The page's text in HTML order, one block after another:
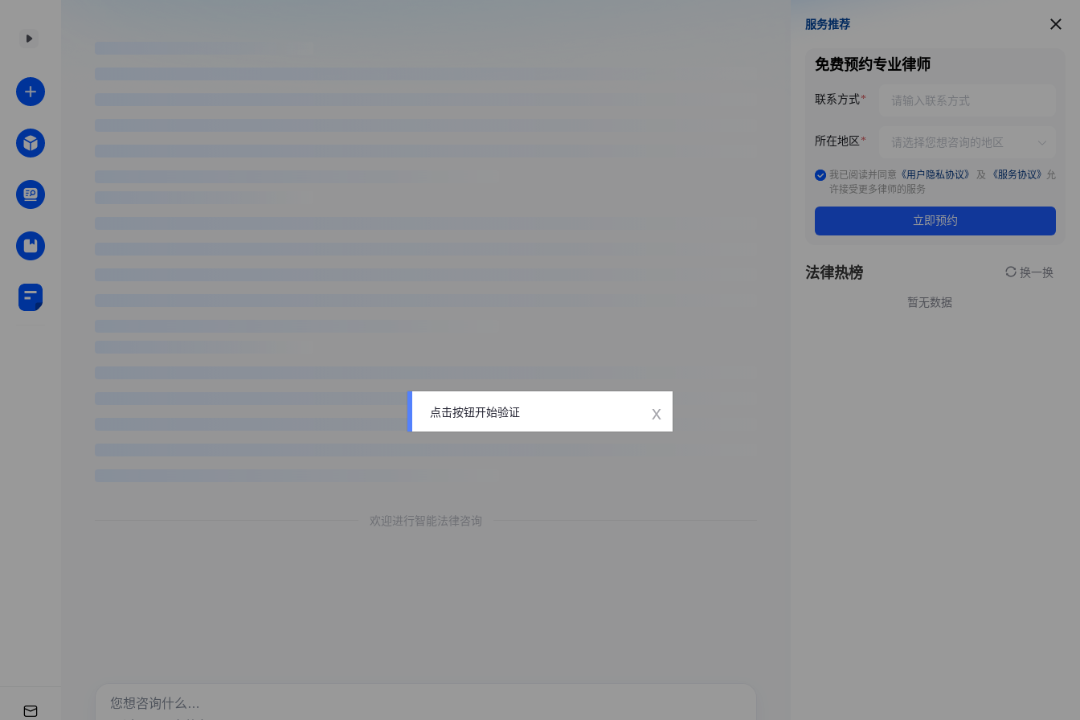
欢迎进行智能法律咨询
服务推荐
服务推荐
免费预约专业律师
联系方式
所在地区
我已阅读并同意 《用户隐私协议》 及 《服务协议》 允
许接受更多律师的服务
立即预约
法律热榜 换一换
暂无数据
点击按钮开始验证 x